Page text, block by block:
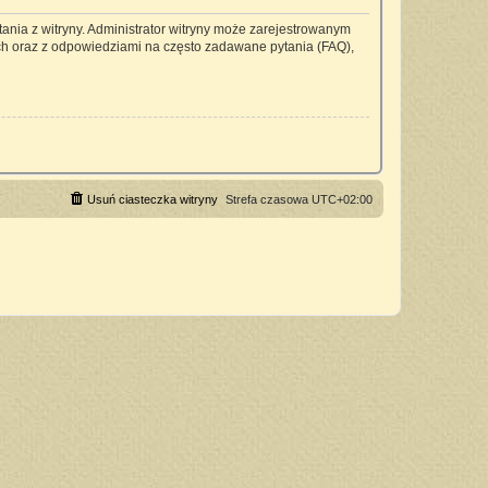
z witryny. Administrator witryny może zarejestrowanym
z odpowiedziami na często zadawane pytania (FAQ),
Strefa czasowa UTC+02:00
Usuń ciasteczka witryny